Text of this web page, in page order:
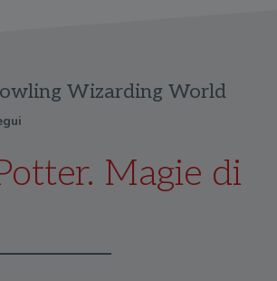
Wizarding World
Magie di